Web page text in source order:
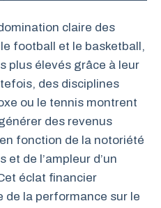
claire des
football et le basketball,
plus élevés grâce à leur
des disciplines
ou le tennis montrent
des revenus
fonction de la notoriété
de l’ampleur d’un
éclat financier
de la performance sur le